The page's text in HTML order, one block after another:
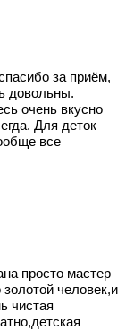
за приём,
довольны.
очень вкусно
Для деток
все
просто мастер
человек,и
чистая